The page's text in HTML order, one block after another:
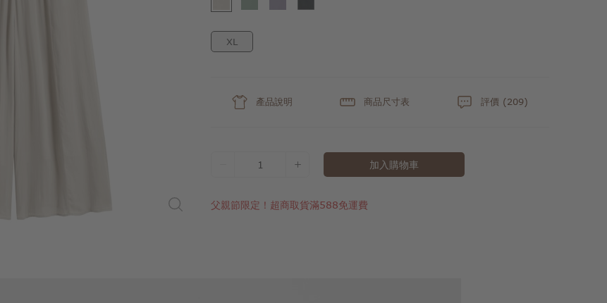
XL
產品說明 商品尺寸表 評價 (209)
1 加入購物車
父親節限定！超商取貨滿588免運費